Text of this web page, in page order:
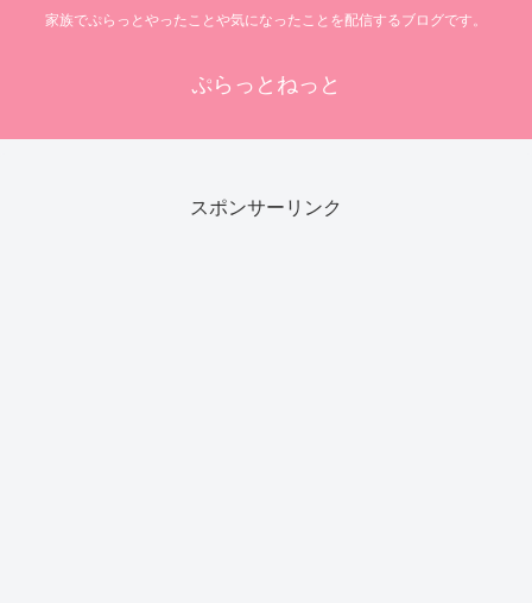
家族でぷらっとやったことや気になったことを配信するブログです。
ぷらっとねっと
スポンサーリンク